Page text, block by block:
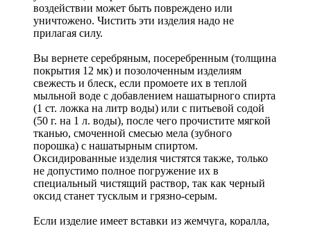
воздействии может быть повреждено или
уничтожено. Чистить эти изделия надо не
прилагая силу.
Вы вернете серебряным, посеребренным (толщина
покрытия 12 мк) и позолоченным изделиям
свежесть и блеск, если промоете их в теплой
мыльной воде с добавлением нашатырного спирта
(1 ст. ложка на литр воды) или с питьевой содой
(50 г. на 1 л. воды), после чего прочистите мягкой
тканью, смоченной смесью мела (зубного
порошка) с нашатырным спиртом.
Оксидированные изделия чистятся также, только
не допустимо полное погружение их в
специальный чистящий раствор, так как черный
оксид станет тусклым и грязно-серым.
Если изделие имеет вставки из жемчуга, коралла,